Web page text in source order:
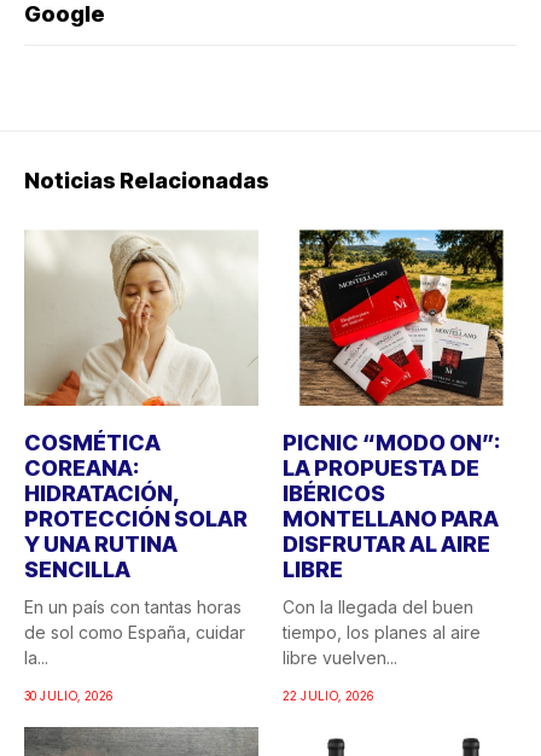
Google
Noticias Relacionadas
COSMÉTICA
COREANA:
HIDRATACIÓN,
PROTECCIÓN SOLAR
Y UNA RUTINA
SENCILLA
En un país con tantas horas
de sol como España, cuidar
la...
30 JULIO, 2026
PICNIC “MODO ON”:
LA PROPUESTA DE
IBÉRICOS
MONTELLANO PARA
DISFRUTAR AL AIRE
LIBRE
Con la llegada del buen
tiempo, los planes al aire
libre vuelven...
22 JULIO, 2026